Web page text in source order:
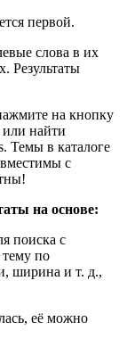
первой.
слова в их
Результаты
на кнопку
найти
Темы в каталоге
с
на основе:
поиска с
по
ширина и т. д.,
её можно